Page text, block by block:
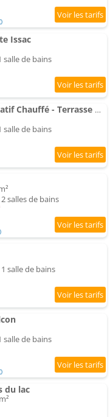
Issac
salle de bains
Appartement spa Privatif Chauffé - Terrasse & Clim
salle de bains
salles de bains
salle de bains
salle de bains
du lac